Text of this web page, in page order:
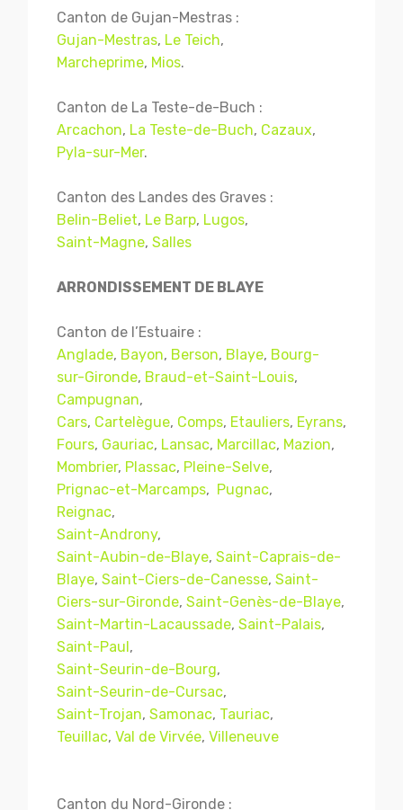
Canton de Gujan-Mestras :
Gujan-Mestras, Le Teich,
Marcheprime, Mios.
Canton de La Teste-de-Buch :
Arcachon, La Teste-de-Buch, Cazaux,
Pyla-sur-Mer.
Canton des Landes des Graves :
Belin-Beliet, Le Barp, Lugos,
Saint-Magne, Salles
ARRONDISSEMENT DE BLAYE
Canton de l’Estuaire :
Anglade, Bayon, Berson, Blaye, Bourg-
sur-Gironde, Braud-et-Saint-Louis,
Campugnan,
Cars, Cartelègue, Comps, Etauliers, Eyrans,
Fours, Gauriac, Lansac, Marcillac, Mazion,
Mombrier, Plassac, Pleine-Selve,
Prignac-et-Marcamps, Pugnac,
Reignac,
Saint-Androny,
Saint-Aubin-de-Blaye, Saint-Caprais-de-
Blaye, Saint-Ciers-de-Canesse, Saint-
Ciers-sur-Gironde, Saint-Genès-de-Blaye,
Saint-Martin-Lacaussade, Saint-Palais,
Saint-Paul,
Saint-Seurin-de-Bourg,
Saint-Seurin-de-Cursac,
Saint-Trojan, Samonac, Tauriac,
Teuillac, Val de Virvée, Villeneuve
Canton du Nord-Gironde :
Mentions légales
© Copyright 2018 - 2021